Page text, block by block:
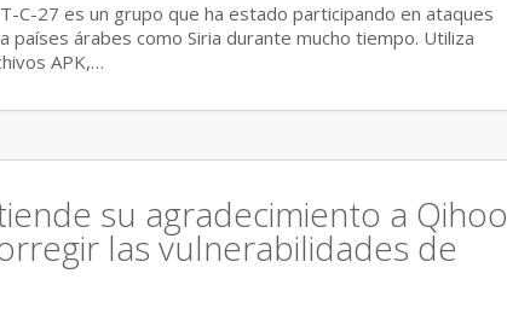
C-27 es un grupo que ha estado participando en ataques
países árabes como Siria durante mucho tiempo. Utiliza
APK,…
su agradecimiento a Qihoo
las vulnerabilidades de